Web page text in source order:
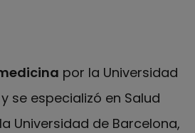
por la Universidad
y se especializó en Salud
Universidad de Barcelona,